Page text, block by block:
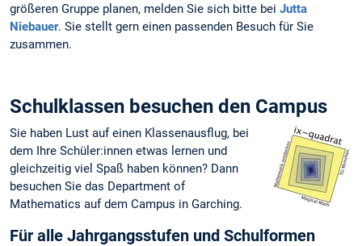
größeren Gruppe planen, melden Sie sich bitte bei Jutta
Niebauer. Sie stellt gern einen passenden Besuch für Sie
zusammen.
Schulklassen besuchen den Campus
Sie haben Lust auf einen Klassenausflug, bei
dem Ihre Schüler:innen etwas lernen und
gleichzeitig viel Spaß haben können? Dann
besuchen Sie das Department of
Mathematics auf dem Campus in Garching.
Für alle Jahrgangsstufen und Schulformen